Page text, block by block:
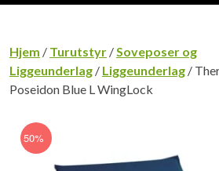
Hjem / Turutstyr /Soveposer og
Liggeunderlag / Liggeunderlag /
Poseidon Blue L WingLock
50%